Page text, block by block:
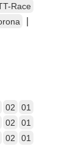
Race
02 01
02 01
02
01